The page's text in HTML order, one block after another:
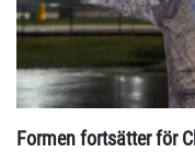
Formen fortsätter för